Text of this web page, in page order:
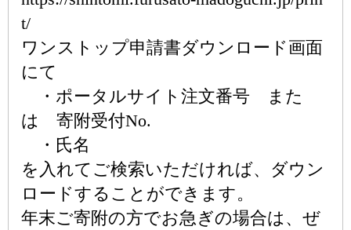
t/
ワンストップ申請書ダウンロード画面
にて
・ポータルサイト注文番号 また
は 寄附受付No.
・氏名
を入れてご検索いただければ、ダウン
ロードすることができます。
年末ご寄附の方でお急ぎの場合は、ぜ